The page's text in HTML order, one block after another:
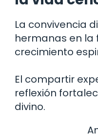
La convivencia
hermanas en la
crecimiento
El compartir
reflexión
divino.